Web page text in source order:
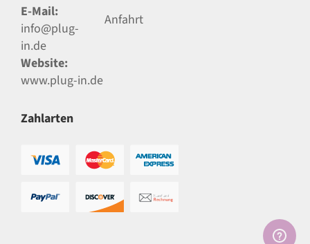
E-Mail:
info@plug-
in.de
Website:
www.plug-in.de
Anfahrt
Zahlarten